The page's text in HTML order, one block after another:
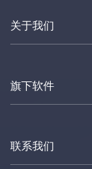
关于我们
旗下软件
联系我们